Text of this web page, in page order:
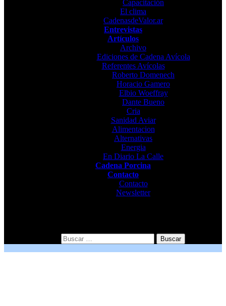
Capacitación
El clima
CadenasdeValor.ar
Entrevistas
Artículos
Archivo
Ediciones de Cadena Avícola
Referentes Avícolas
Roberto Domenech
Horacio Gamero
Elbio Woeffray
Dante Bueno
Cria
Sanidad Aviar
Alimentacion
Alternativas
Energia
En Diario La Calle
Cadena Porcina
Contacto
Contacto
Newsletter
Buscar: